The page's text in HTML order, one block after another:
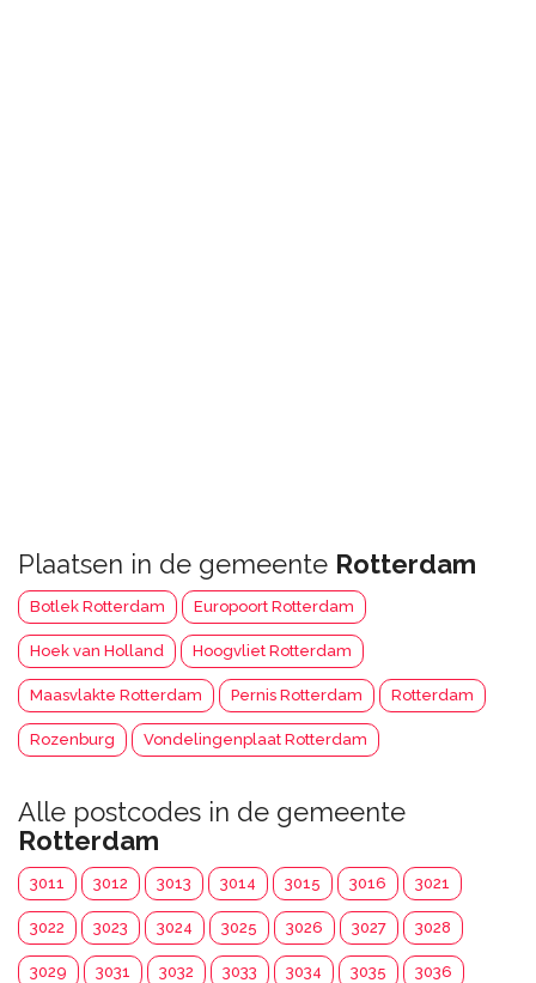
Plaatsen in de gemeente Rotterdam
Botlek Rotterdam Europoort Rotterdam
Hoek van Holland Hoogvliet Rotterdam
Maasvlakte Rotterdam Pernis Rotterdam Rotterdam
Rozenburg Vondelingenplaat Rotterdam
Alle postcodes in de gemeente
Rotterdam
3011 3012 3013 3014 3015 3016 3021
3022 3023 3024 3025 3026 3027 3028
3029 3031 3032 3033 3034 3035 3036